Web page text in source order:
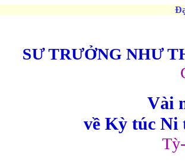
SƯ TRƯỞNG NHƯ
Vài
về Kỳ túc Ni